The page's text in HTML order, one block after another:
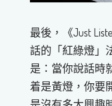
最後，《Just
話的「紅綠燈」
是：當你說話時
着是黃燈，你要